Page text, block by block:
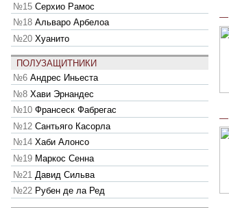
№15 Серхио Рамос
№18 Альваро Арбелоа
№20 Хуанито
ПОЛУЗАЩИТНИКИ
№6 Андрес Иньеста
№8 Хави Эрнандес
№10 Франсеск Фабрегас
№12 Сантьяго Касорла
№14 Хаби Алонсо
№19 Маркос Сенна
№21 Давид Сильва
№22 Рубен де ла Ред
—
—